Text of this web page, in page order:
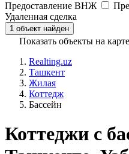
Предоставление ВНЖ
Удаленная сделка
Показать объекты на карте
Realting.uz
Ташкент
Жилая
Коттедж
Бассейн
Коттеджи с